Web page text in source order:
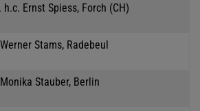
h.c. Ernst Spiess, Forch (CH)
Stams, Radebeul
Stauber, Berlin